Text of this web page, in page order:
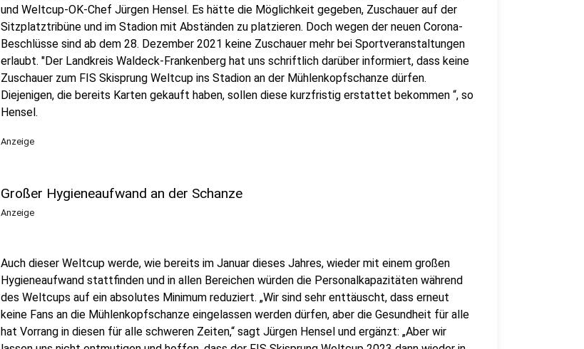
und Weltcup-OK-Chef Jürgen Hensel. Es hätte die Möglichkeit gegeben, Zuschauer auf der
Sitzplatztribüne und im Stadion mit Abständen zu platzieren. Doch wegen der neuen Corona-
Beschlüsse sind ab dem 28. Dezember 2021 keine Zuschauer mehr bei Sportveranstaltungen
erlaubt. "Der Landkreis Waldeck-Frankenberg hat uns schriftlich darüber informiert, dass keine
Zuschauer zum FIS Skisprung Weltcup ins Stadion an der Mühlenkopfschanze dürfen.
Diejenigen, die bereits Karten gekauft haben, sollen diese kurzfristig erstattet bekommen “, so
Hensel.
Anzeige
Großer Hygieneaufwand an der Schanze
Anzeige
Auch dieser Weltcup werde, wie bereits im Januar dieses Jahres, wieder mit einem großen
Hygieneaufwand stattfinden und in allen Bereichen würden die Personalkapazitäten während
des Weltcups auf ein absolutes Minimum reduziert. „Wir sind sehr enttäuscht, dass erneut
keine Fans an die Mühlenkopfschanze eingelassen werden dürfen, aber die Gesundheit für alle
hat Vorrang in diesen für alle schweren Zeiten,“ sagt Jürgen Hensel und ergänzt: „Aber wir